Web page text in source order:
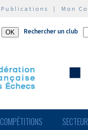
Publications | Mon
Rechercher un club
COMPÉTITIONS